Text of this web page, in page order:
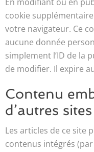
cookie
votre navigateur. Ce
aucune donnée
simplement l’ID de la
de modifier. Il expire
Contenu
d’autres sites
Les articles de ce site
contenus intégrés